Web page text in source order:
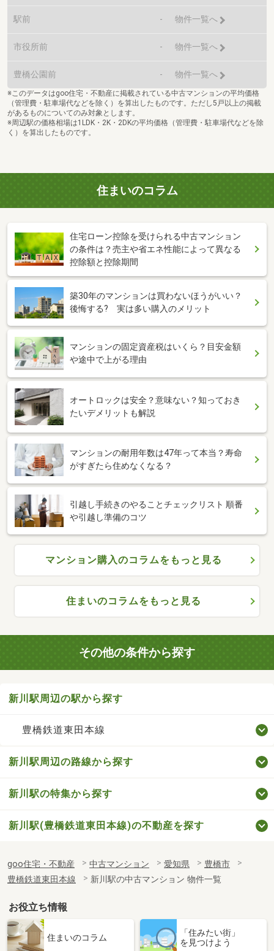
駅前 - 物件一覧へ
市役所前 - 物件一覧へ
豊橋公園前 - 物件一覧へ
※このデータはgoo住宅・不動産に掲載されている中古マンションの平均価格
（管理費・駐車場代などを除く）を算出したものです。ただし5戸以上の掲載
があるものについてのみ対象とします。
※周辺駅の価格相場は1LDK・2K・2DKの平均価格（管理費・駐車場代などを除
く）を算出したものです。
住まいのコラム
住宅ローン控除を受けられる中古マンション
の条件は？売主や省エネ性能によって異なる
控除額と控除期間
築30年のマンションは買わないほうがいい？
後悔する? 実は多い購入のメリット
マンションの固定資産税はいくら？目安金額
や途中で上がる理由
オートロックは安全？意味ない？知っておき
たいデメリットも解説
マンションの耐用年数は47年って本当？寿命
がすぎたら住めなくなる？
引越し手続きのやることチェックリスト 順番
や引越し準備のコツ
マンション購入のコラムをもっと見る
住まいのコラムをもっと見る
その他の条件から探す
新川駅周辺の駅から探す
豊橋鉄道東田本線
新川駅周辺の路線から探す
新川駅の特集から探す
新川駅(豊橋鉄道東田本線)の不動産を探す
goo住宅・不動産 中古マンション 愛知県
豊橋市
豊橋鉄道東田本線
新川駅の中古マンション 物件一覧
お役立ち情報
住まいのコラム
「住みたい街」
を見つけよう